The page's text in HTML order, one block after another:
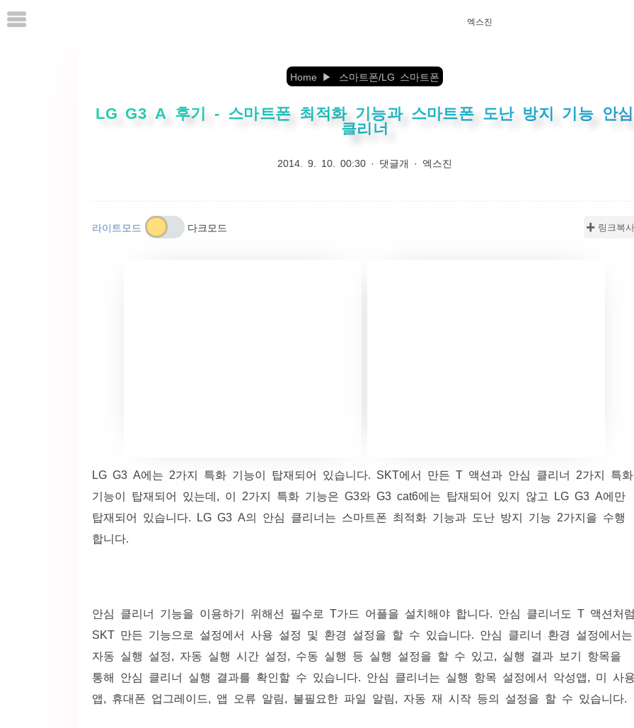
본
문
엑스진
Home 스마트폰/LG 스마트폰
LG G3 A 후기 - 스마트폰 최적화 기능과 스마트폰 도난 방지 기능 안심
클리너
2014. 9. 10. 00:30· 댓글개 · 엑스진
✚ 링크복
LG G3 A에는 2가지 특화 기능이 탑재되어 있습니다. SKT에서 만든 T 액션과 안심 클리너 2가지 특화
기능이 탑재되어 있는데, 이 2가지 특화 기능은 G3와 G3 cat6에는 탑재되어 있지 않고 LG G3 A에만
탑재되어 있습니다. LG G3 A의 안심 클리너는 스마트폰 최적화 기능과 도난 방지 기능 2가지을 수행
합니다.
안심 클리너 기능을 이용하기 위해선 필수로 T가드 어플을 설치해야 합니다. 안심 클리너도 T 액션처
SKT 만든 기능으로 설정에서 사용 설정 및 환경 설정을 할 수 있습니다. 안심 클리너 환경 설정에서는
자동 실행 설정, 자동 실행 시간 설정, 수동 실행 등 실행 설정을 할 수 있고, 실행 결과 보기 항목을
통해 안심 클리너 실행 결과를 확인할 수 있습니다. 안심 클리너는 실행 항목 설정에서 악성앱, 미 사
앱, 휴대폰 업그레이드, 앱 오류 알림, 불필요한 파일 알림, 자동 재 시작 등의 설정을 할 수 있습니다.